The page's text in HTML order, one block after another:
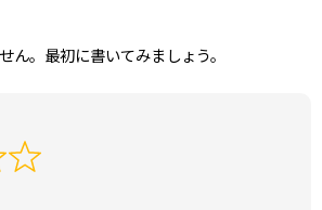
ん。最初に書いてみましょう。